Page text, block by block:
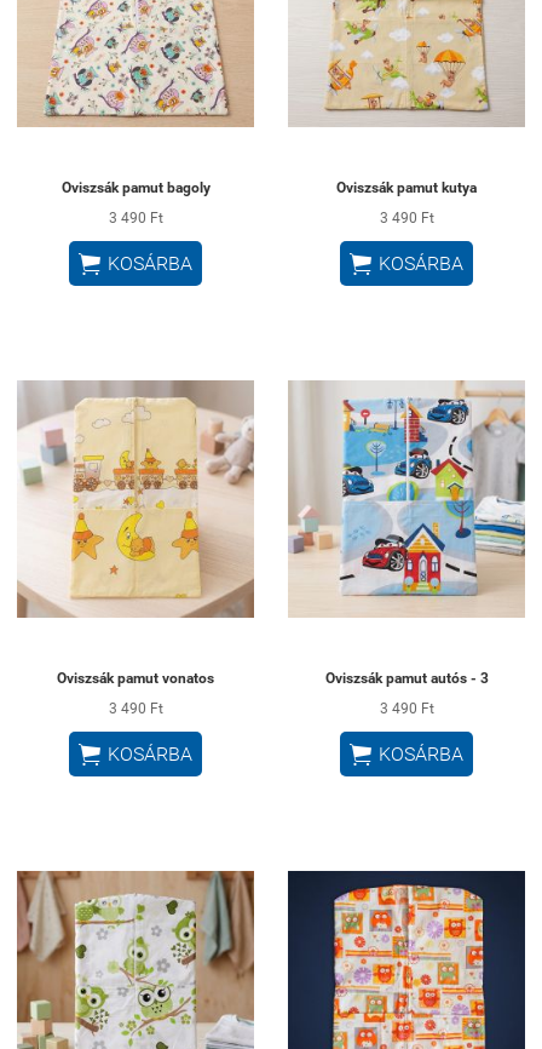
Oviszsák pamut bagoly
3 490 Ft
 KOSÁRBA
Oviszsák pamut kutya
3 490 Ft
 KOSÁRBA
Oviszsák pamut vonatos
3 490 Ft
 KOSÁRBA
Oviszsák pamut autós - 3
3 490 Ft
 KOSÁRBA